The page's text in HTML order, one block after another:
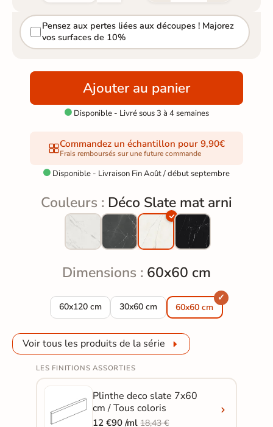
Pensez aux pertes liées aux découpes ! Majorez
vos surfaces de 10%
Ajouter au panier
Disponible - Livré sous 3 à 4 semaines
Commandez un échantillon pour 9,90€
Frais remboursés sur une future commande
 Disponible - Livraison Fin Août / début septembre
Couleurs : Déco Slate mat arni
Dimensions : 60x60 cm
60x120 cm
Carrelage sol effet marbre Déco Slate mat arni
30x60 cm
Carrelage sol effet marbre Déco Slate
60x60 cm
Voir tous les produits de la série
LES FINITIONS ASSORTIES
Plinthe deco slate 7x60
cm / Tous coloris
12 €90 /ml18,43 €